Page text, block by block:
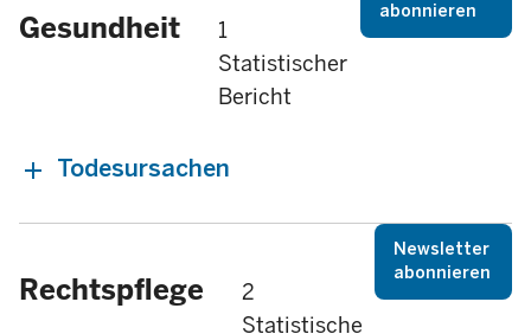
Gesundheit
1
Statistischer
Bericht
abonnieren
Todesursachen
Rechtspflege
2
Statistische
Newsletter
abonnieren